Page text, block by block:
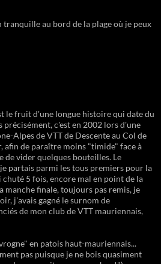
tranquille au bord de la plage où je peux
le fruit d'une longue histoire qui date du
précisément, c'est en 2002 lors d'une
Alpes de VTT de Descente au Col de
afin de paraître moins "timide" face à
de vider quelques bouteilles. Le
partais parmi les tous premiers pour la
5 fois, encore mal en point de la
manche finale, toujours pas remis, je
j'avais gagné le surnom de
de mon club de VTT mauriennais,
en patois haut-mauriennais...
pas puisque je ne bois quasiment